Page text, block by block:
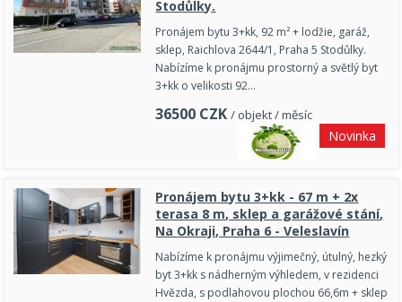
Stodůlky.
Pronájem bytu 3+kk, 92 m² + lodžie, garáž,
sklep, Raichlova 2644/1, Praha 5 Stodůlky.
Nabízíme k pronájmu prostorný a světlý byt
3+kk o velikosti 92…
36500 CZK / objekt / měsíc
Novinka
Pronájem bytu 3+kk - 67 m + 2x
terasa 8 m, sklep a garážové stání,
Na Okraji, Praha 6 - Veleslavín
Nabízíme k pronájmu výjimečný, útulný, hezký
byt 3+kk s nádherným výhledem, v rezidenci
Hvězda, s podlahovou plochou 66,6m + sklep